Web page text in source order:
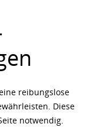
reibungslose
Diese
notwendig.